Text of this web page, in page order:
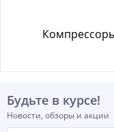
Будьте в курсе!
Новости, обзоры и акции